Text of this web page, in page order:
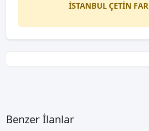
İSTANBUL ÇETİN FAR
Benzer İlanlar